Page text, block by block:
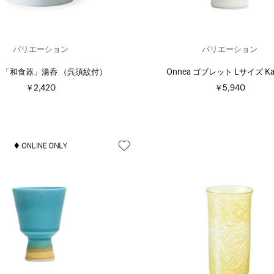
バリエーション
和食器」湯呑 （呉須紋付）
￥2,420
バリエーション
Onnea ゴブレット Lサイズ
￥5,940